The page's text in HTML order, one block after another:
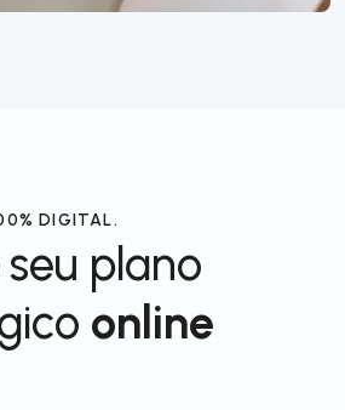
DIGITAL.
seu plano
online